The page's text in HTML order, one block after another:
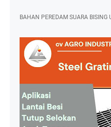
BAHAN PEREDAM SUARA BISING